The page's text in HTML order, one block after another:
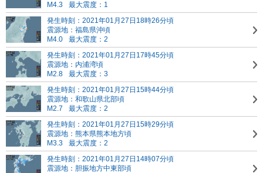
M4.3
最大震度：1
発生時刻：2021年01月27日18時26分頃
震源地：福島県沖頃
M4.0
最大震度：2
発生時刻：2021年01月27日17時45分頃
震源地：内浦湾頃
M2.8
最大震度：3
発生時刻：2021年01月27日15時44分頃
震源地：和歌山県北部頃
M2.7
最大震度：2
発生時刻：2021年01月27日15時29分頃
震源地：熊本県熊本地方頃
M3.3
最大震度：2
発生時刻：2021年01月27日14時07分頃
震源地：胆振地方中東部頃